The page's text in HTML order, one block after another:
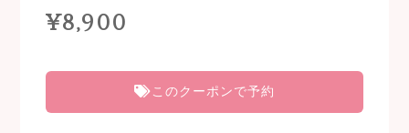
¥8,900
このクーポンで予約